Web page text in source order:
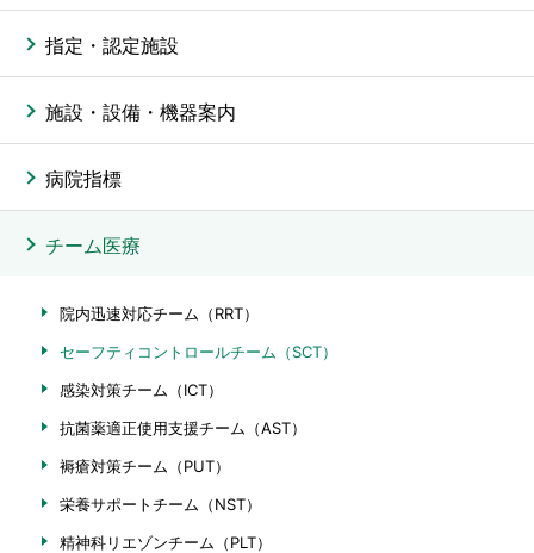
指定・認定施設
施設・設備・機器案内
病院指標
チーム医療
院内迅速対応チーム（RRT）
セーフティコントロールチーム（SCT）
感染対策チーム（ICT）
抗菌薬適正使用支援チーム（AST）
褥瘡対策チーム（PUT）
栄養サポートチーム（NST）
精神科リエゾンチーム（PLT）